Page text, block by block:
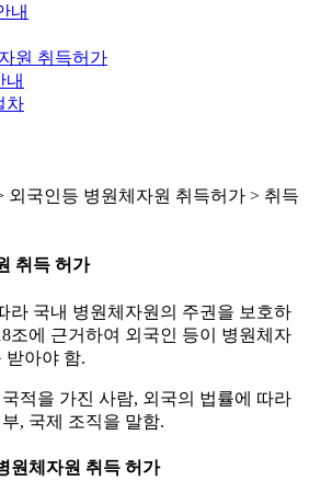
내
원 취득허가
내
차
외국인등 병원체자원 취득허가 > 취득
취득 허가
라 국내 병원체자원의 주권을 보호하
조에 근거하여 외국인 등이 병원체자
받아야 함.
적을 가진 사람, 외국의 법률에 따라
, 국제 조직을 말함.
원체자원 취득 허가